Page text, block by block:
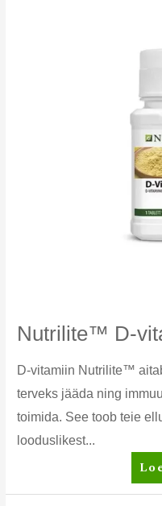
Nutrilite™ D-
D-vitamiin Nutrilite™
terveks jääda ning
toimida. See toob teie
looduslikest...
D-